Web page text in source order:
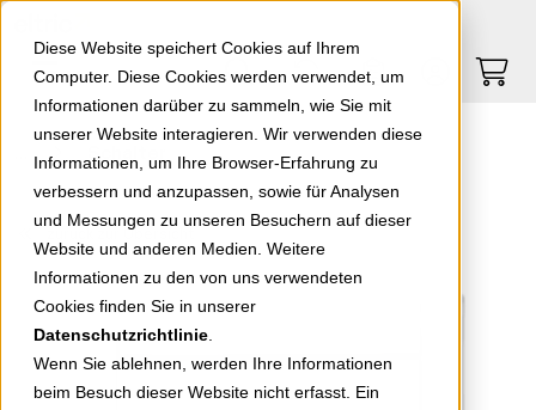
Diese Website speichert Cookies auf Ihrem
Computer. Diese Cookies werden verwendet, um
Informationen darüber zu sammeln, wie Sie mit
unserer Website interagieren. Wir verwenden diese
Informationen, um Ihre Browser-Erfahrung zu
verbessern und anzupassen, sowie für Analysen
und Messungen zu unseren Besuchern auf dieser
Website und anderen Medien. Weitere
Informationen zu den von uns verwendeten
Cookies finden Sie in unserer
Datenschutzrichtlinie
Wenn Sie ablehnen, werden Ihre Informationen
beim Besuch dieser Website nicht erfasst. Ein
Springe zu Hauptinhalt Springe zum Footer
0
Schalter
zurück zur Übersicht